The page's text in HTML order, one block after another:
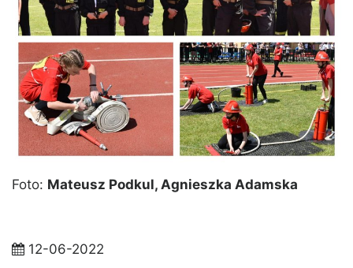
Foto: Mateusz Podkul, Agnieszka Adamska
12-06-2022